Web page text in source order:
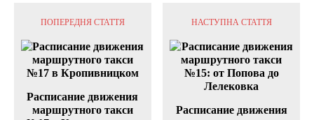
ПОПЕРЕДНЯ СТАТТЯ
Расписание движения
маршрутного такси
НАСТУПНА СТАТТЯ
Расписание движения